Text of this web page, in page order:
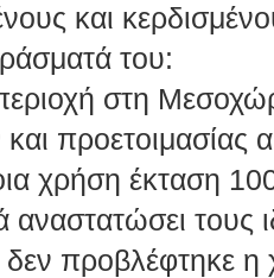
και
του:
στη
και
χρήση έκταση
αναστατώσει τους
δεν προβλέφτηκε